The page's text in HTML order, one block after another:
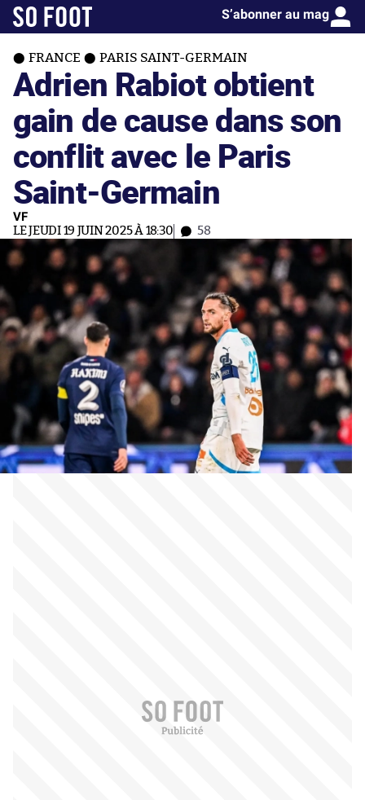
S’abonner au mag
FRANCE PARIS SAINT-GERMAIN
Adrien Rabiot obtient
gain de cause dans son
conflit avec le Paris
Saint-Germain
VF
LE JEUDI 19 JUIN 2025 À 18:30 58